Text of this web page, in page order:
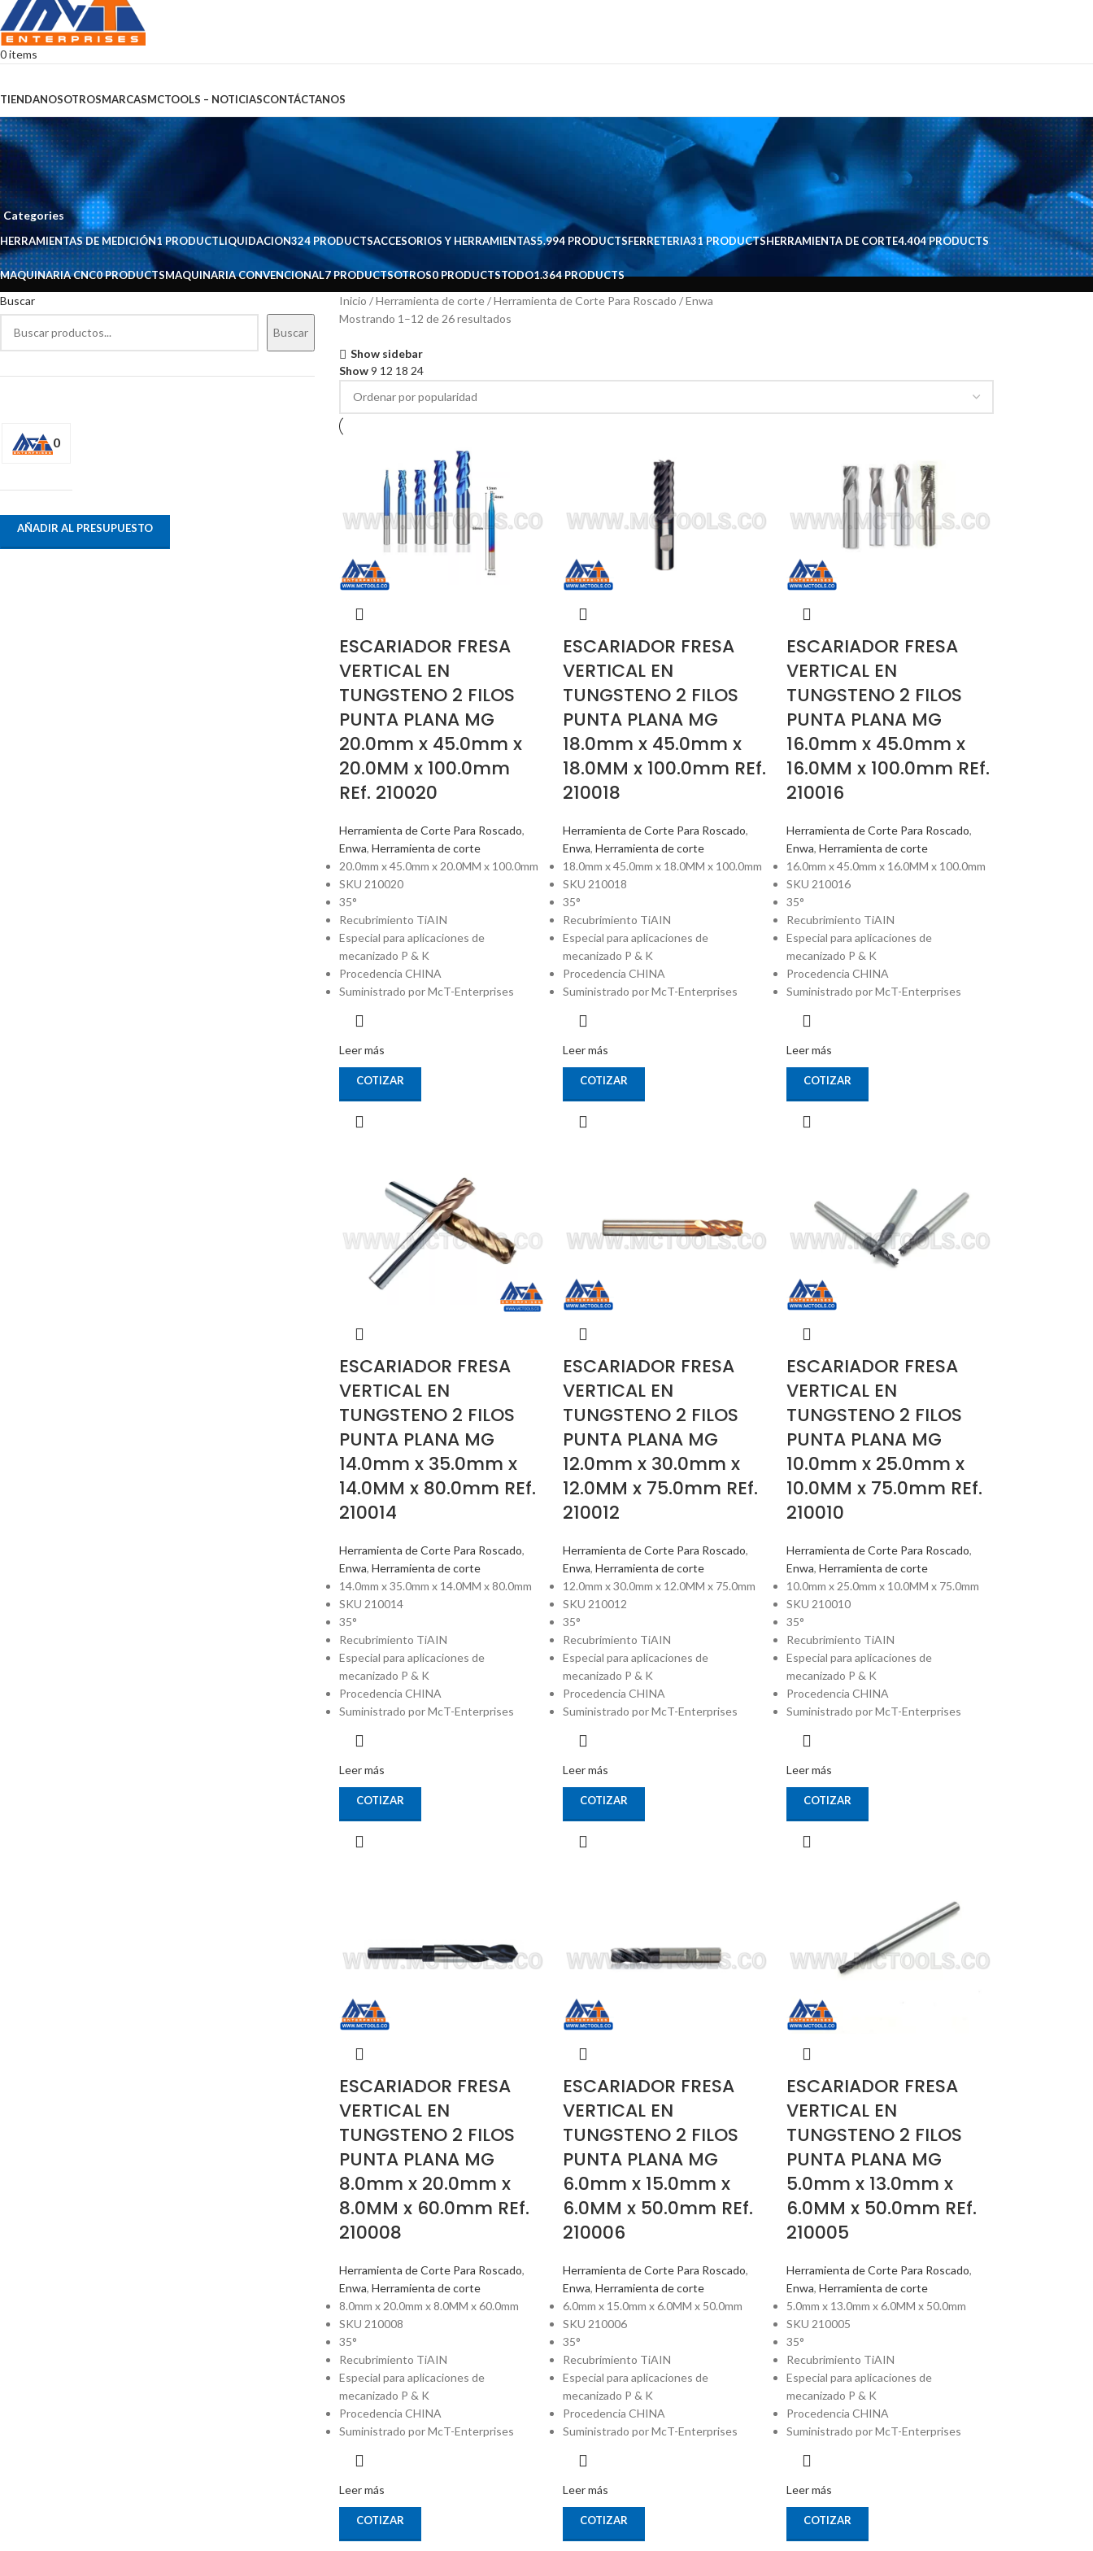
0items
TIENDANOSOTROSMARCASMCTOOLS – NOTICIASCONTÁCTANOS
Enwa
Categories
HERRAMIENTAS DE MEDICIÓN1 PRODUCTLIQUIDACION324 PRODUCTSACCESORIOS Y HERRAMIENTAS5.994 PRODUCTSFERRETERIA31 PRODUCTSHERRAMIENTA DE CORTE4.404 PRODUCTS
MAQUINARIA CNC0 PRODUCTSMAQUINARIA CONVENCIONAL7 PRODUCTSOTROS0 PRODUCTSTODO1.364 PRODUCTS
Buscar
Buscar
0
AÑADIR AL PRESUPUESTO
Inicio Herramienta de corte Herramienta de Corte Para Roscado Enwa
Mostrando 1–12 de 26 resultados
Show sidebar
Show9 12 18 24
ESCARIADOR FRESA
VERTICAL EN
TUNGSTENO 2 FILOS
PUNTA PLANA MG
20.0mm x 45.0mm x
20.0MM x 100.0mm
REf. 210020
Herramienta de Corte Para Roscado,
Enwa, Herramienta de corte
20.0mm x 45.0mm x 20.0MM x 100.0mm
SKU 210020
35°
Recubrimiento TiAIN
Especial para aplicaciones de
mecanizado P & K
Procedencia CHINA
Suministrado por McT-Enterprises
Leer más
COTIZAR
ESCARIADOR FRESA
VERTICAL EN
TUNGSTENO 2 FILOS
PUNTA PLANA MG
18.0mm x 45.0mm x
18.0MM x 100.0mm REf.
210018
Herramienta de Corte Para Roscado,
Enwa, Herramienta de corte
18.0mm x 45.0mm x 18.0MM x 100.0mm
SKU 210018
35°
Recubrimiento TiAIN
Especial para aplicaciones de
mecanizado P & K
Procedencia CHINA
Suministrado por McT-Enterprises
Leer más
COTIZAR
ESCARIADOR FRESA
VERTICAL EN
TUNGSTENO 2 FILOS
PUNTA PLANA MG
16.0mm x 45.0mm x
16.0MM x 100.0mm REf.
210016
Herramienta de Corte Para Roscado,
Enwa, Herramienta de corte
16.0mm x 45.0mm x 16.0MM x 100.0mm
SKU 210016
35°
Recubrimiento TiAIN
Especial para aplicaciones de
mecanizado P & K
Procedencia CHINA
Suministrado por McT-Enterprises
Leer más
COTIZAR
ESCARIADOR FRESA
VERTICAL EN
TUNGSTENO 2 FILOS
PUNTA PLANA MG
14.0mm x 35.0mm x
14.0MM x 80.0mm REf.
210014
Herramienta de Corte Para Roscado,
Enwa, Herramienta de corte
14.0mm x 35.0mm x 14.0MM x 80.0mm
SKU 210014
35°
Recubrimiento TiAIN
Especial para aplicaciones de
mecanizado P & K
Procedencia CHINA
Suministrado por McT-Enterprises
Leer más
COTIZAR
ESCARIADOR FRESA
VERTICAL EN
TUNGSTENO 2 FILOS
PUNTA PLANA MG
12.0mm x 30.0mm x
12.0MM x 75.0mm REf.
210012
Herramienta de Corte Para Roscado,
Enwa, Herramienta de corte
12.0mm x 30.0mm x 12.0MM x 75.0mm
SKU 210012
35°
Recubrimiento TiAIN
Especial para aplicaciones de
mecanizado P & K
Procedencia CHINA
Suministrado por McT-Enterprises
Leer más
COTIZAR
ESCARIADOR FRESA
VERTICAL EN
TUNGSTENO 2 FILOS
PUNTA PLANA MG
10.0mm x 25.0mm x
10.0MM x 75.0mm REf.
210010
Herramienta de Corte Para Roscado,
Enwa, Herramienta de corte
10.0mm x 25.0mm x 10.0MM x 75.0mm
SKU 210010
35°
Recubrimiento TiAIN
Especial para aplicaciones de
mecanizado P & K
Procedencia CHINA
Suministrado por McT-Enterprises
Leer más
COTIZAR
ESCARIADOR FRESA
VERTICAL EN
TUNGSTENO 2 FILOS
PUNTA PLANA MG
8.0mm x 20.0mm x
8.0MM x 60.0mm REf.
210008
Herramienta de Corte Para Roscado,
Enwa, Herramienta de corte
8.0mm x 20.0mm x 8.0MM x 60.0mm
SKU 210008
35°
Recubrimiento TiAIN
Especial para aplicaciones de
mecanizado P & K
Procedencia CHINA
Suministrado por McT-Enterprises
Leer más
COTIZAR
ESCARIADOR FRESA
VERTICAL EN
TUNGSTENO 2 FILOS
PUNTA PLANA MG
6.0mm x 15.0mm x
6.0MM x 50.0mm REf.
210006
Herramienta de Corte Para Roscado,
Enwa, Herramienta de corte
6.0mm x 15.0mm x 6.0MM x 50.0mm
SKU 210006
35°
Recubrimiento TiAIN
Especial para aplicaciones de
mecanizado P & K
Procedencia CHINA
Suministrado por McT-Enterprises
Leer más
COTIZAR
ESCARIADOR FRESA
VERTICAL EN
TUNGSTENO 2 FILOS
PUNTA PLANA MG
5.0mm x 13.0mm x
6.0MM x 50.0mm REf.
210005
Herramienta de Corte Para Roscado,
Enwa, Herramienta de corte
5.0mm x 13.0mm x 6.0MM x 50.0mm
SKU 210005
35°
Recubrimiento TiAIN
Especial para aplicaciones de
mecanizado P & K
Procedencia CHINA
Suministrado por McT-Enterprises
Leer más
COTIZAR